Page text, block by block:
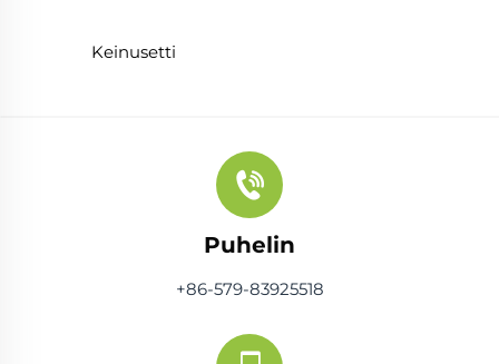
Keinusetti
Puhelin
+86-579-83925518